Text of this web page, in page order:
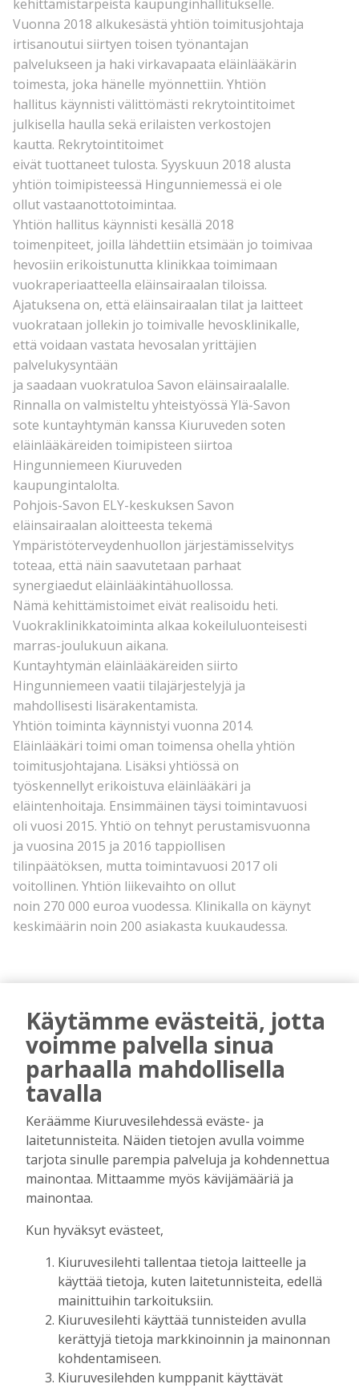
kehittämistarpeista kaupunginhallitukselle.
Vuonna 2018 alkukesästä yhtiön toimitusjohtaja
irtisanoutui siirtyen toisen työnantajan
palvelukseen ja haki virkavapaata eläinlääkärin
toimesta, joka hänelle myönnettiin. Yhtiön
hallitus käynnisti välittömästi rekrytointitoimet
julkisella haulla sekä erilaisten verkostojen
kautta. Rekrytointitoimet
eivät tuottaneet tulosta. Syyskuun 2018 alusta
yhtiön toimipisteessä Hingunniemessä ei ole
ollut vastaanottotoimintaa.
Yhtiön hallitus käynnisti kesällä 2018
toimenpiteet, joilla lähdettiin etsimään jo toimivaa
hevosiin erikoistunutta klinikkaa toimimaan
vuokraperiaatteella eläinsairaalan tiloissa.
Ajatuksena on, että eläinsairaalan tilat ja laitteet
vuokrataan jollekin jo toimivalle hevosklinikalle,
että voidaan vastata hevosalan yrittäjien
palvelukysyntään
ja saadaan vuokratuloa Savon eläinsairaalalle.
Rinnalla on valmisteltu yhteistyössä Ylä-Savon
sote kuntayhtymän kanssa Kiuruveden soten
eläinlääkäreiden toimipisteen siirtoa
Hingunniemeen Kiuruveden
kaupungintalolta.
Pohjois-Savon ELY-keskuksen Savon
eläinsairaalan aloitteesta tekemä
Ympäristöterveydenhuollon järjestämisselvitys
toteaa, että näin saavutetaan parhaat
synergiaedut eläinlääkintähuollossa.
Nämä kehittämistoimet eivät realisoidu heti.
Vuokraklinikkatoiminta alkaa kokeiluluonteisesti
marras-joulukuun aikana.
Kuntayhtymän eläinlääkäreiden siirto
Hingunniemeen vaatii tilajärjestelyjä ja
mahdollisesti lisärakentamista.
Yhtiön toiminta käynnistyi vuonna 2014.
Eläinlääkäri toimi oman toimensa ohella yhtiön
toimitusjohtajana. Lisäksi yhtiössä on
työskennellyt erikoistuva eläinlääkäri ja
eläintenhoitaja. Ensimmäinen täysi toimintavuosi
oli vuosi 2015. Yhtiö on tehnyt perustamisvuonna
ja vuosina 2015 ja 2016 tappiollisen
tilinpäätöksen, mutta toimintavuosi 2017 oli
voitollinen. Yhtiön liikevaihto on ollut
noin 270 000 euroa vuodessa. Klinikalla on käynyt
keskimäärin noin 200 asiakasta kuukaudessa.
Käytämme evästeitä, jotta
voimme palvella sinua
parhaalla mahdollisella
tavalla
Keräämme Kiuruvesilehdessä eväste- ja
laitetunnisteita. Näiden tietojen avulla voimme
tarjota sinulle parempia palveluja ja kohdennettua
mainontaa. Mittaamme myös kävijämääriä ja
mainontaa.
Kun hyväksyt evästeet,
Kiuruvesilehti tallentaa tietoja laitteelle ja
käyttää tietoja, kuten laitetunnisteita, edellä
mainittuihin tarkoituksiin.
Kiuruvesilehti käyttää tunnisteiden avulla
kerättyjä tietoja markkinoinnin ja mainonnan
kohdentamiseen.
Kiuruvesilehden kumppanit käyttävät